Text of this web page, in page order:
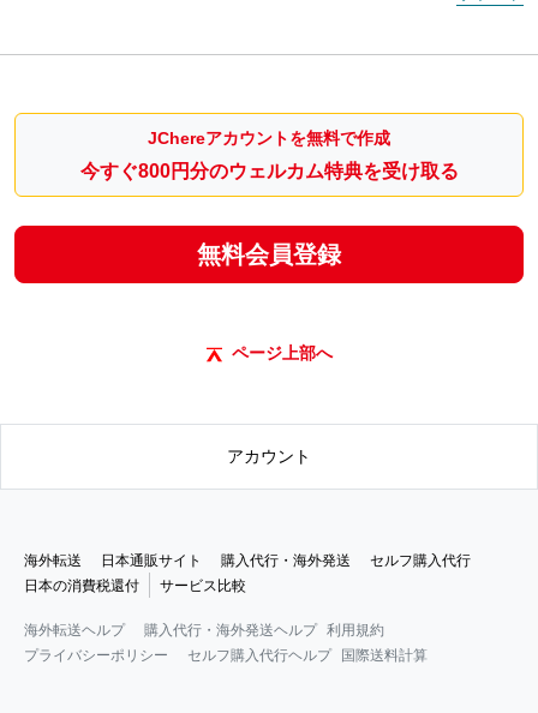
JChereアカウントを無料で作成
今すぐ800円分のウェルカム特典を受け取る
無料会員登録
ページ上部へ
アカウント
海外転送 日本通販サイト 購入代行・海外発送
セルフ購入代行
日本の消費税還付
サービス比較
海外転送ヘルプ 購入代行・海外発送ヘルプ 利用規約
プライバシーポリシー
セルフ購入代行ヘルプ 国際送料計算